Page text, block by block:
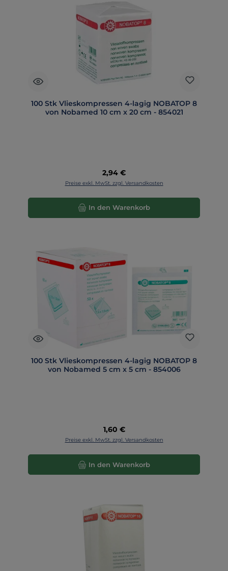
100 Stk Vlieskompressen 4-lagig NOBATOP 8
von Nobamed 10 cm x 20 cm - 854021
Regulärer Preis:
2,94 €
Preise exkl. MwSt. zzgl. Versandkosten
In den Warenkorb
100 Stk Vlieskompressen 4-lagig NOBATOP 8
von Nobamed 5 cm x 5 cm - 854006
Regulärer Preis:
1,60 €
Preise exkl. MwSt. zzgl. Versandkosten
In den Warenkorb